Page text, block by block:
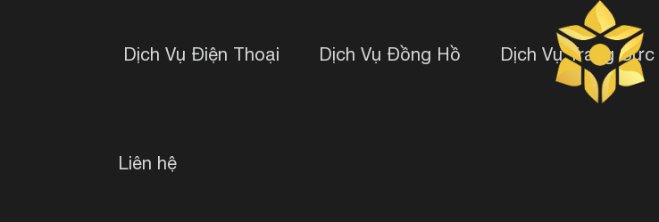
Dịch Vụ Điện Thoại Dịch Vụ Đồng Hồ Dịch Vụ Trang Sức
Liên hệ